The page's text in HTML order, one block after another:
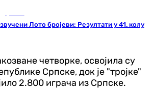
Лото бројеви: Резултати у 41. колу
четворке, освојила су
Српске, док је "тројке"
2.800 играча из Српске.